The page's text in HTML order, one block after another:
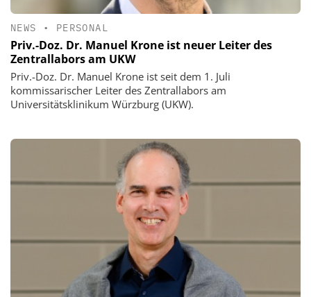
NEWS • PERSONAL
Priv.-Doz. Dr. Manuel Krone ist neuer Leiter des
Zentrallabors am UKW
Priv.-Doz. Dr. Manuel Krone ist seit dem 1. Juli
kommissarischer Leiter des Zentrallabors am
Universitätsklinikum Würzburg (UKW).